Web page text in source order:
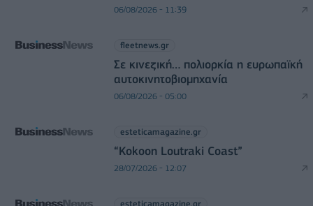
06/08/2026 - 11:39
fleetnews.gr
Σε κινεζική… πολιορκία η ευρωπαϊκή
αυτοκινητοβιομηχανία
06/08/2026 - 05:00
esteticamagazine.gr
“Kokoon Loutraki Coast”
28/07/2026 - 12:07
esteticamagazine.gr